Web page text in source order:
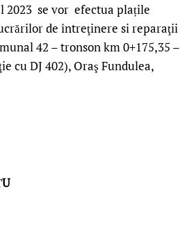
2023 se vor efectua plațile
de întreţinere si reparaţii
42 – tronson km 0+175,35 –
cu DJ 402), Oraş Fundulea,